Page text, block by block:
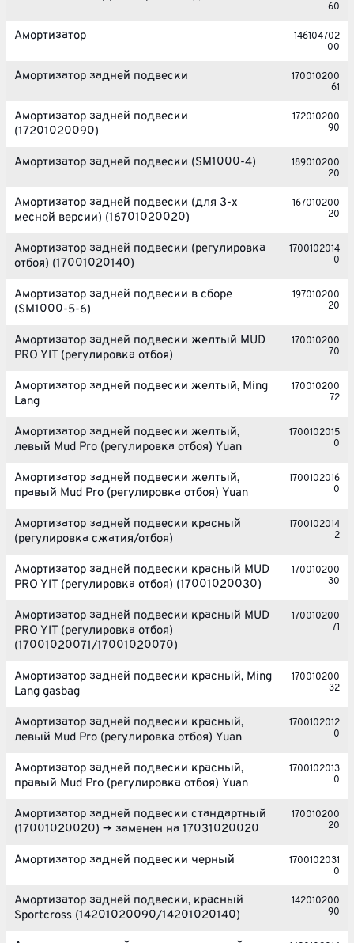
60
Амортизатор
146104702
00
Амортизатор задней подвески
170010200
61
Амортизатор задней подвески
(17201020090)
172010200
90
Амортизатор задней подвески (SM1000-4)
189010200
20
Амортизатор задней подвески (для 3-х
месной версии) (16701020020)
167010200
20
Амортизатор задней подвески (регулировка
отбоя) (17001020140)
1700102014
0
Амортизатор задней подвески в сборе
(SM1000-5-6)
197010200
20
Амортизатор задней подвески желтый MUD
PRO YIT (регулировка отбоя)
170010200
70
Амортизатор задней подвески желтый, Ming
Lang
170010200
72
Амортизатор задней подвески желтый,
левый Mud Pro (регулировка отбоя) Yuan
1700102015
0
Амортизатор задней подвески желтый,
правый Mud Pro (регулировка отбоя) Yuan
1700102016
0
Амортизатор задней подвески красный
(регулировка сжатия/отбоя)
1700102014
2
Амортизатор задней подвески красный MUD
PRO YIT (регулировка отбоя) (17001020030)
170010200
30
Амортизатор задней подвески красный MUD
PRO YIT (регулировка отбоя)
(17001020071/17001020070)
170010200
71
Амортизатор задней подвески красный, Ming
Lang gasbag
170010200
32
Амортизатор задней подвески красный,
левый Mud Pro (регулировка отбоя) Yuan
1700102012
0
Амортизатор задней подвески красный,
правый Mud Pro (регулировка отбоя) Yuan
1700102013
0
Амортизатор задней подвески стандартный
(17001020020) -> заменен на 17031020020
170010200
20
Амортизатор задней подвески черный
1700102031
0
Амортизатор задней подвески, красный
Sportcross (14201020090/14201020140)
142010200
90